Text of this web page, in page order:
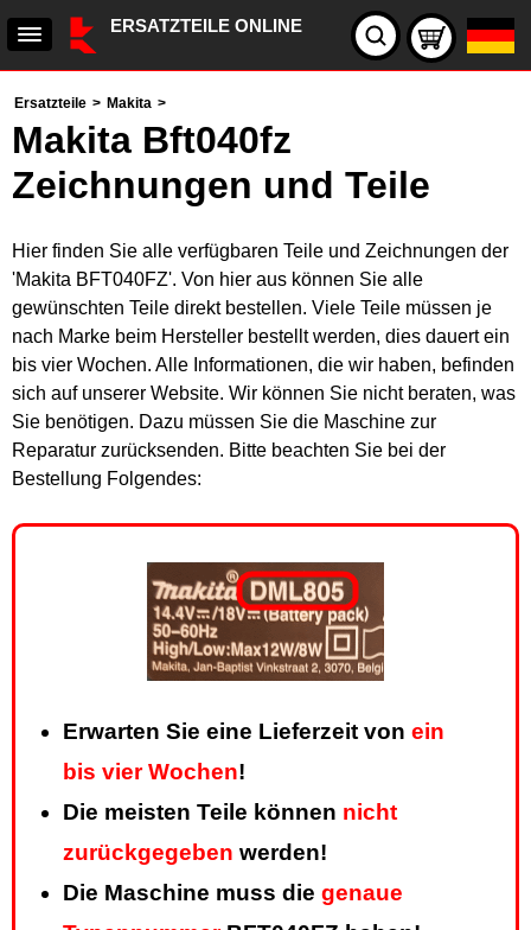
ERSATZTEILE ONLINE
Ersatzteile > Makita >
Makita Bft040fz
Zeichnungen und Teile
Hier finden Sie alle verfügbaren Teile und Zeichnungen der
'Makita BFT040FZ'. Von hier aus können Sie alle
gewünschten Teile direkt bestellen. Viele Teile müssen je
nach Marke beim Hersteller bestellt werden, dies dauert ein
bis vier Wochen. Alle Informationen, die wir haben, befinden
sich auf unserer Website. Wir können Sie nicht beraten, was
Sie benötigen. Dazu müssen Sie die Maschine zur
Reparatur zurücksenden. Bitte beachten Sie bei der
Bestellung Folgendes:
Erwarten Sie eine Lieferzeit von ein
bis vier Wochen!
Die meisten Teile können nicht
zurückgegeben werden!
Die Maschine muss die genaue